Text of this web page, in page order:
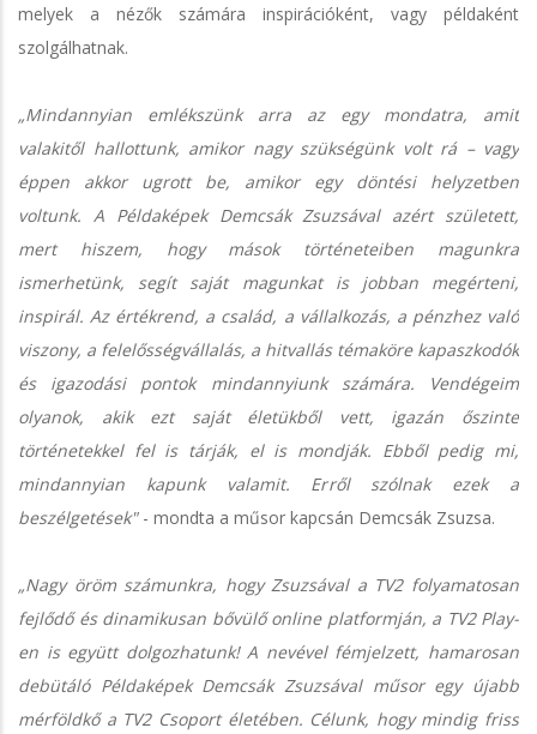
melyek a nézők számára inspirációként, vagy példaként
szolgálhatnak.
„Mindannyian emlékszünk arra az egy mondatra, amit
valakitől hallottunk, amikor nagy szükségünk volt rá – vagy
éppen akkor ugrott be, amikor egy döntési helyzetben
voltunk. A Példaképek Demcsák Zsuzsával azért született,
mert hiszem, hogy mások történeteiben magunkra
ismerhetünk, segít saját magunkat is jobban megérteni,
inspirál. Az értékrend, a család, a vállalkozás, a pénzhez való
viszony, a felelősségvállalás, a hitvallás témaköre kapaszkodók
és igazodási pontok mindannyiunk számára. Vendégeim
olyanok, akik ezt saját életükből vett, igazán őszinte
történetekkel fel is tárják, el is mondják. Ebből pedig mi,
mindannyian kapunk valamit. Erről szólnak ezek a
beszélgetések"- mondta a műsor kapcsán Demcsák Zsuzsa.
„Nagy öröm számunkra, hogy Zsuzsával a TV2 folyamatosan
fejlődő és dinamikusan bővülő online platformján, a TV2 Play-
en is együtt dolgozhatunk! A nevével fémjelzett, hamarosan
debütáló Példaképek Demcsák Zsuzsával műsor egy újabb
mérföldkő a TV2 Csoport életében. Célunk, hogy mindig friss